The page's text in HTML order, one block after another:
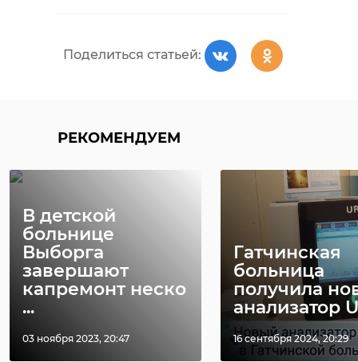
Поделиться статьей:
РЕКОМЕНДУЕМ
В детской
больнице
Выборга
завершают
капремонт неско
...
03 ноября 2023, 20:47
Гатчинская
больница
получила
анализатор
16 сентября 2024, 20:29